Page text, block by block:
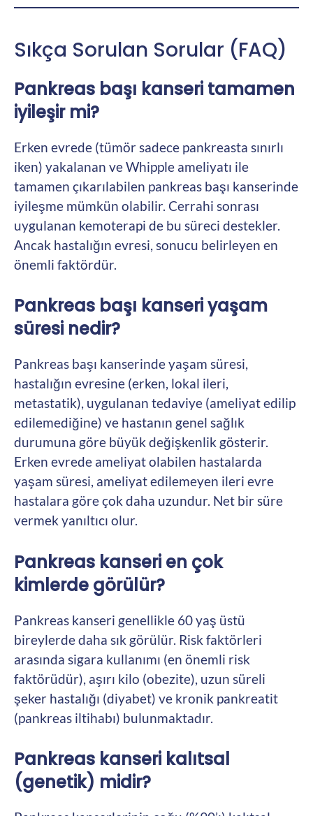
Sıkça Sorulan Sorular (FAQ)
Pankreas başı kanseri tamamen
iyileşir mi?
Erken evrede (tümör sadece pankreasta sınırlı
iken) yakalanan ve Whipple ameliyatı ile
tamamen çıkarılabilen pankreas başı kanserinde
iyileşme mümkün olabilir. Cerrahi sonrası
uygulanan kemoterapi de bu süreci destekler.
Ancak hastalığın evresi, sonucu belirleyen en
önemli faktördür.
Pankreas başı kanseri yaşam
süresi nedir?
Pankreas başı kanserinde yaşam süresi,
hastalığın evresine (erken, lokal ileri,
metastatik), uygulanan tedaviye (ameliyat edilip
edilemediğine) ve hastanın genel sağlık
durumuna göre büyük değişkenlik gösterir.
Erken evrede ameliyat olabilen hastalarda
yaşam süresi, ameliyat edilemeyen ileri evre
hastalara göre çok daha uzundur. Net bir süre
vermek yanıltıcı olur.
Pankreas kanseri en çok
kimlerde görülür?
Pankreas kanseri genellikle 60 yaş üstü
bireylerde daha sık görülür. Risk faktörleri
arasında sigara kullanımı (en önemli risk
faktörüdür), aşırı kilo (obezite), uzun süreli
şeker hastalığı (diyabet) ve kronik pankreatit
(pankreas iltihabı) bulunmaktadır.
Pankreas kanseri kalıtsal
(genetik) midir?